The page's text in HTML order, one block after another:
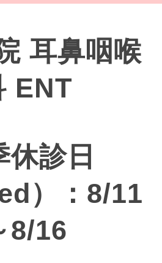
耳鼻咽喉
ENT
休診日
）：8/11
8/16